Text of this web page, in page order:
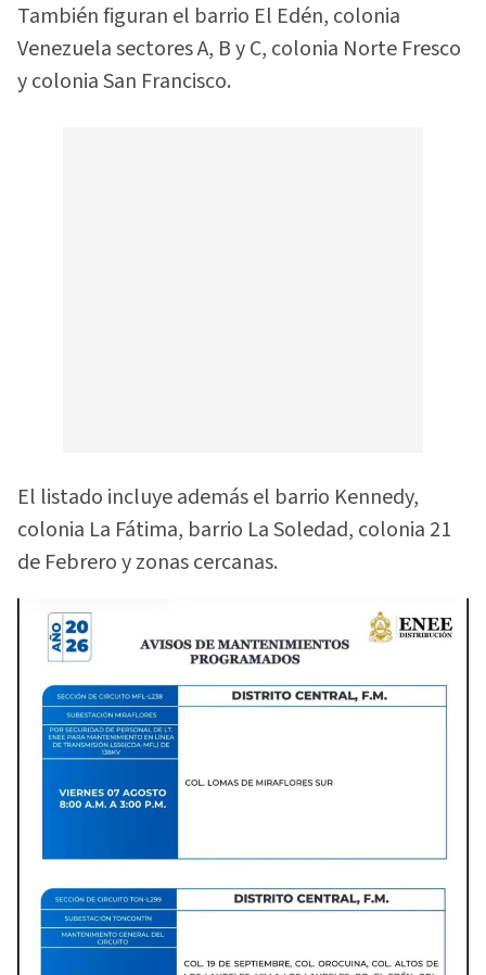
También figuran el barrio El Edén, colonia
Venezuela sectores A, B y C, colonia Norte Fresco
y colonia San Francisco.
El listado incluye además el barrio Kennedy,
colonia La Fátima, barrio La Soledad, colonia 21
de Febrero y zonas cercanas.